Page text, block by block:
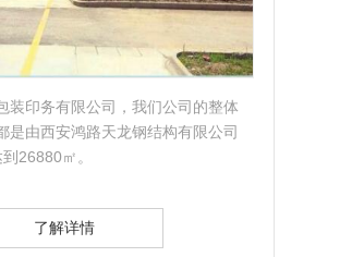
装印务有限公司，我们公司的整体
是由西安鸿路天龙钢结构有限公司
26880㎡。
了解详情